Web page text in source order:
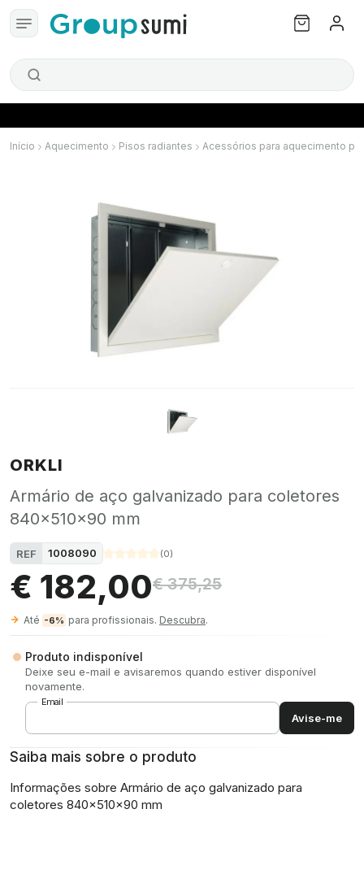
Início Aquecimento Pisos radiantes Acessórios para aquecimento
ORKLI
Armário de aço galvanizado para coletores
840x510x90 mm
REF 1008090 (0)
€ 182,00€ 375,25
Até -6% para profissionais. Descubra.
Produto indisponível
Deixe seu e-mail e avisaremos quando estiver disponível
novamente.
Email
Avise-me
Saiba mais sobre o produto
Informações sobre Armário de aço galvanizado para
coletores 840x510x90 mm